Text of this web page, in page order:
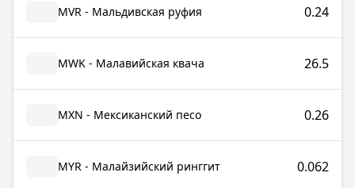
MVR - Мальдивская руфия 0.24
MWK - Малавийская квача 26.5
MXN - Мексиканский песо 0.26
MYR - Малайзийский ринггит 0.062